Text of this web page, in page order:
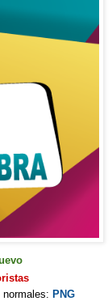
normales: PNG